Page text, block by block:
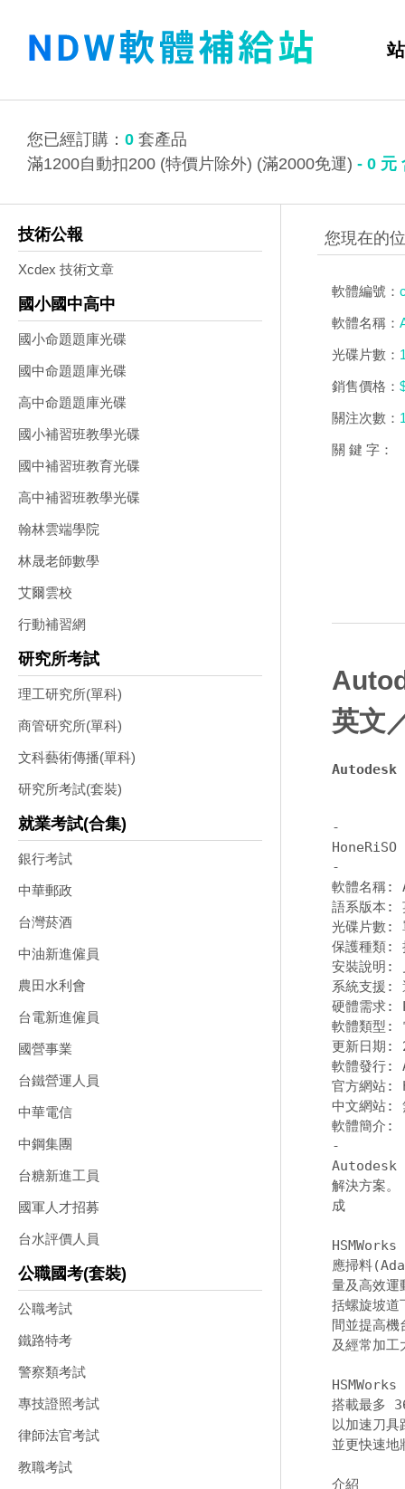
您已經訂購： 0 套產品
滿1200自動扣200 (特價片除外) (滿2000免運) - 0 元
技術公報
Xcdex 技術文章
國小國中高中
國小命題題庫光碟
國中命題題庫光碟
高中命題題庫光碟
國小補習班教學光碟
國中補習班教育光碟
高中補習班教學光碟
翰林雲端學院
林晟老師數學
艾爾雲校
行動補習網
研究所考試
理工研究所(單科)
商管研究所(單科)
文科藝術傳播(單科)
研究所考試(套裝)
就業考試(合集)
銀行考試
中華郵政
台灣菸酒
中油新進僱員
農田水利會
台電新進僱員
國營事業
台鐵營運人員
中華電信
中鋼集團
台糖新進工員
國軍人才招募
台水評價人員
公職國考(套裝)
公職考試
鐵路特考
警察類考試
專技證照考試
律師法官考試
教職考試
軟體編號：
軟體名稱：
光碟片數：
銷售價格：
關注次數：
關 鍵 字：
英文
Autodesk
-
-
軟體名稱:
語系版本:
光碟片數:
保護種類:
安裝說明:
系統支援
硬體需求:
軟體類型:
更新日期
軟體發行
官方網站:
中文網站
-
Autodesk
解決方案
成
應掃料
量及高效運
括螺旋坡
間並提高
及經常加
搭載最多
以加速刀
並更快速